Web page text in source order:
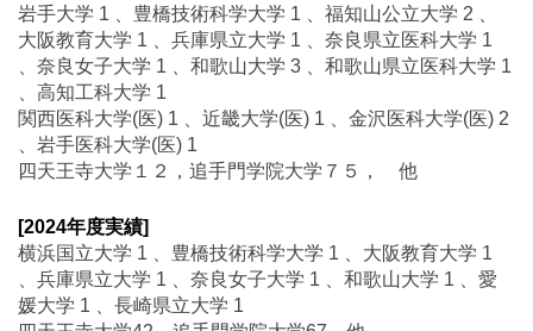
岩手大学 1 、豊橋技術科学大学 1 、福知山公立大学 2 、
大阪教育大学 1 、兵庫県立大学 1 、奈良県立医科大学 1
、奈良女子大学 1 、和歌山大学 3 、和歌山県立医科大学 1
、高知工科大学 1
関西医科大学(医) 1 、近畿大学(医) 1 、金沢医科大学(医) 2
、岩手医科大学(医) 1
四天王寺大学１２，追手門学院大学７５， 他
[2024年度実績]
横浜国立大学 1 、豊橋技術科学大学 1 、大阪教育大学 1
、兵庫県立大学 1 、奈良女子大学 1 、和歌山大学 1 、愛
媛大学 1 、長崎県立大学 1